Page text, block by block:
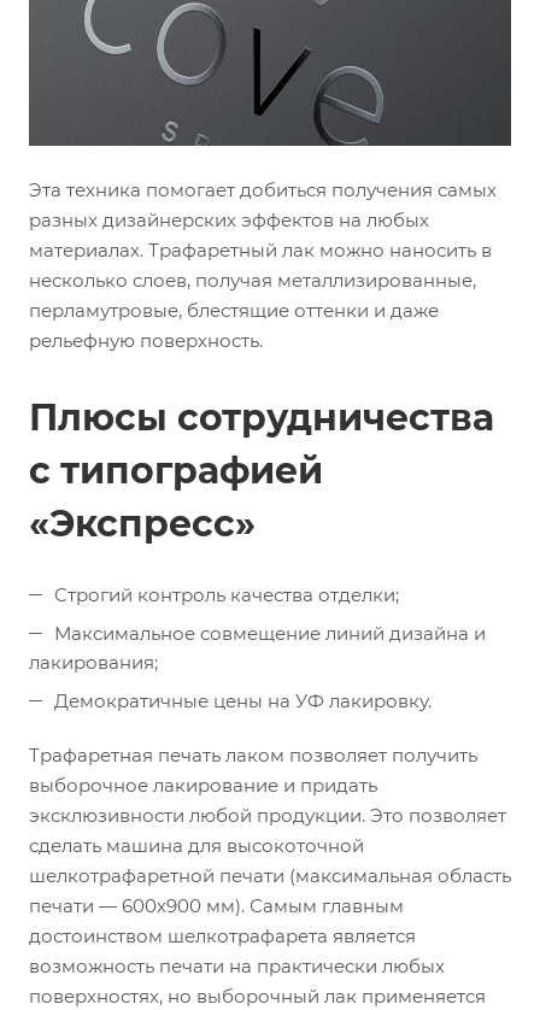
Эта техника помогает добиться получения самых
разных дизайнерских эффектов на любых
материалах. Трафаретный лак можно наносить в
несколько слоев, получая металлизированные,
перламутровые, блестящие оттенки и даже
рельефную поверхность.
Плюсы сотрудничества
с типографией
«Экспресс»
Строгий контроль качества отделки;
Максимальное совмещение линий дизайна и
лакирования;
Демократичные цены на УФ лакировку.
Трафаретная печать лаком позволяет получить
выборочное лакирование и придать
эксклюзивности любой продукции. Это позволяет
сделать машина для высокоточной
шелкотрафаретной печати (максимальная область
печати — 600х900 мм). Самым главным
достоинством шелкотрафарета является
возможность печати на практически любых
поверхностях, но выборочный лак применяется